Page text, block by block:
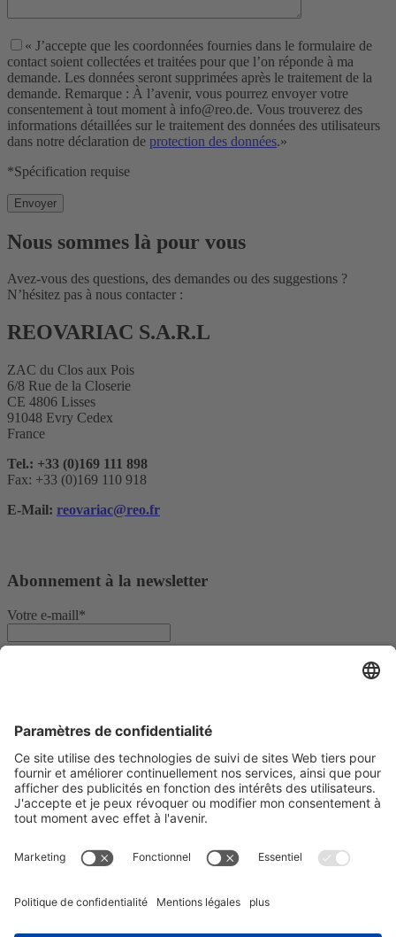
« J’accepte que les coordonnées fournies dans le formulaire de
contact soient collectées et traitées pour que l’on réponde à ma
demande. Les données seront supprimées après le traitement de la
demande. Remarque : À l’avenir, vous pourrez envoyer votre
consentement à tout moment à info@reo.de. Vous trouverez des
informations détaillées sur le traitement des données des utilisateurs
dans notre déclaration de protection des données.»
*Spécification requise
Nous sommes là pour vous
Avez-vous des questions, des demandes ou des suggestions ?
N’hésitez pas à nous contacter :
REOVARIAC S.A.R.L
ZAC du Clos aux Pois
6/8 Rue de la Closerie
CE 4806 Lisses
91048 Evry Cedex
France
Tel.: +33 (0)169 111 898
Fax: +33 (0)169 110 918
E-Mail: reovariac@reo.fr
Abonnement à la newsletter
Votre e-maill*
Oui, je confirme que je souhaite recevoir la newsletter de REO
remplissant et en soumettant le formulaire, vous reconnaissez que les
pour être traitées conformément aux conditions d'utilisation.
© Copyright - REO AG | Politique de confidentialité
LinkedIn
Xing
CONTRÔLEUR D’ANGLE DE PHASE REOVIB RTS